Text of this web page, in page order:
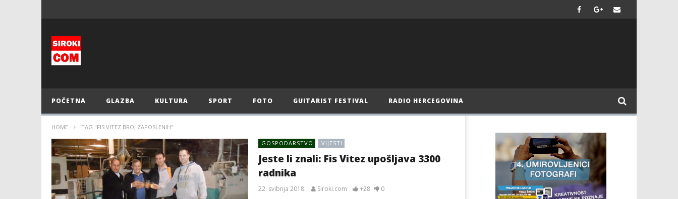
POČETNA GLAZBA KULTURA SPORT FOTO GUITARIST FESTIVAL RADIO HERCEGOVINA
HOME TAG "FIS VITEZ BROJ ZAPOSLENIH"
GOSPODARSTVO VIJESTI
Jeste li znali: Fis Vitez upošljava 3300
radnika
22. svibnja 2018. Siroki.com +28 0